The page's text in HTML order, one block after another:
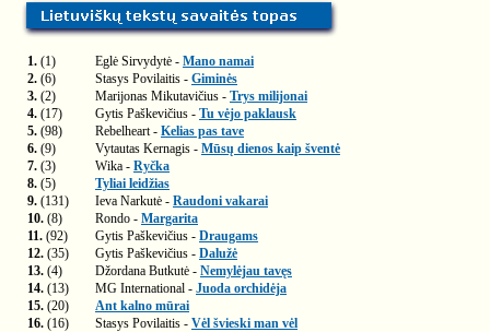
1. (1) Eglė Sirvydytė - Mano namai
2. (6) Stasys Povilaitis - Giminės
3. (2) Marijonas Mikutavičius - Trys milijonai
4. (17) Gytis Paškevičius - Tu vėjo paklausk
5. (98) Rebelheart - Kelias pas tave
6. (9) Vytautas Kernagis - Mūsų dienos kaip šventė
7. (3) Wika - Ryčka
8. (5)
Tyliai leidžias
9. (131) Ieva Narkutė - Raudoni vakarai
10. (8) Rondo - Margarita
11. (92) Gytis Paškevičius - Draugams
12. (35) Gytis Paškevičius - Dalužė
13. (4) Džordana Butkutė - Nemylėjau tavęs
14. (13) MG International - Juoda orchidėja
15. (20)
Ant kalno mūrai
16. (16) Stasys Povilaitis - Vėl švieski man vėl